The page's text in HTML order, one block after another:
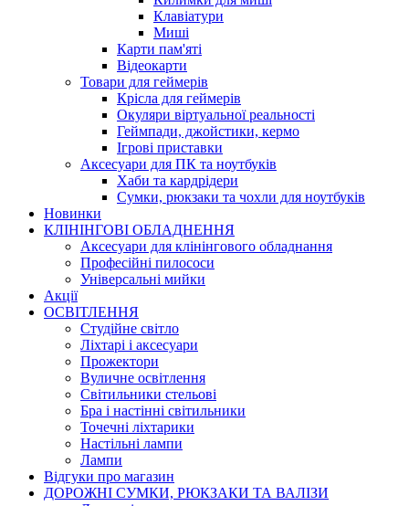
Клавіатури
Миші
Карти пам'яті
Відеокарти
Товари для геймерів
Крісла для геймерів
Окуляри віртуальної реальності
Геймпади, джойстики, кермо
Ігрові приставки
Аксесуари для ПК та ноутбуків
Хаби та кардрідери
Сумки, рюкзаки та чохли для ноутбуків
Новинки
КЛІНІНГОВІ ОБЛАДНЕННЯ
Аксесуари для клінінгового обладнання
Професійні пилососи
Універсальні мийки
Акції
ОСВІТЛЕННЯ
Студійне світло
Ліхтарі і аксесуари
Прожектори
Вуличне освітлення
Світильники стельові
Бра і настінні світильники
Точечні ліхтарики
Настільні лампи
Лампи
Відгуки про магазин
ДОРОЖНІ СУМКИ, РЮКЗАКИ ТА ВАЛІЗИ